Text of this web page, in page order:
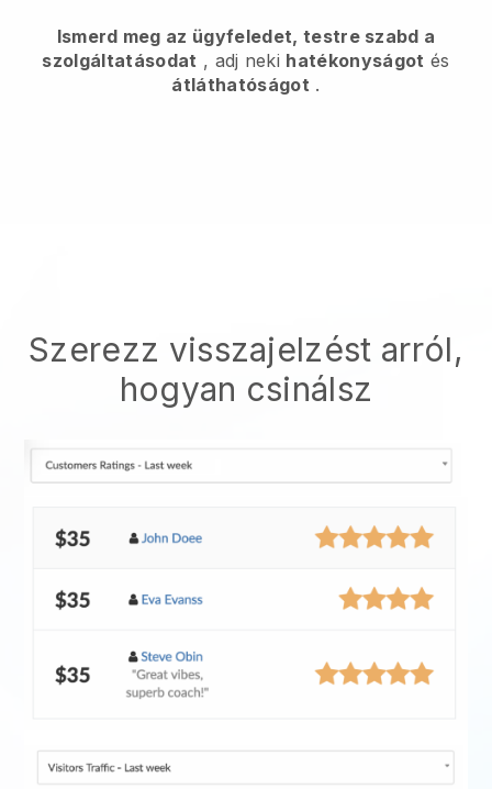
Ismerd meg az ügyfeledet, testre szabd a
szolgáltatásodat , adj neki hatékonyságot és
átláthatóságot .
Szerezz visszajelzést arról,
hogyan csinálsz